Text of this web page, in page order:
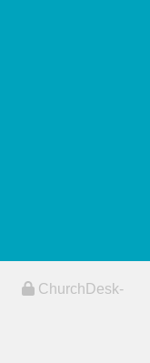
ChurchDesk-